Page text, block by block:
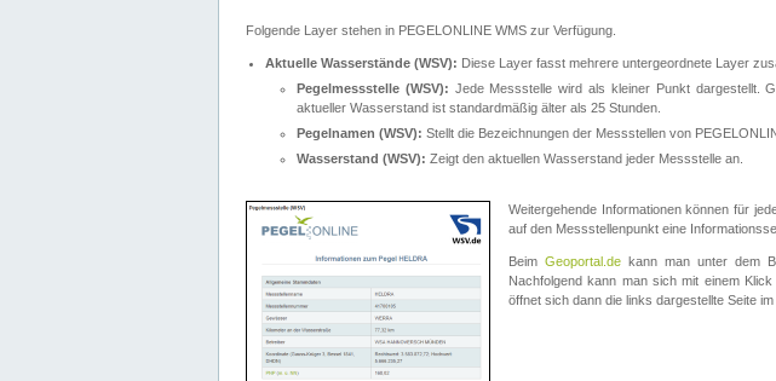
Folgende Layer stehen in PEGELONLINE WMS zur Verfügung.
Aktuelle Wasserstände (WSV): Diese Layer fasst mehrere untergeordnete Layer
Pegelmessstelle (WSV): Jede Messstelle wird als kleiner Punkt dargestellt.
aktueller Wasserstand ist standardmäßig älter als 25 Stunden.
Pegelnamen (WSV): Stellt die Bezeichnungen der Messstellen von
Wasserstand (WSV): Zeigt den aktuellen Wasserstand jeder Messstelle an.
Weitergehende Informationen können für
auf den Messstellenpunkt eine
Beim Geoportal.de kann man unter dem
Nachfolgend kann man sich mit einem
öffnet sich dann die links dargestellte Seite im